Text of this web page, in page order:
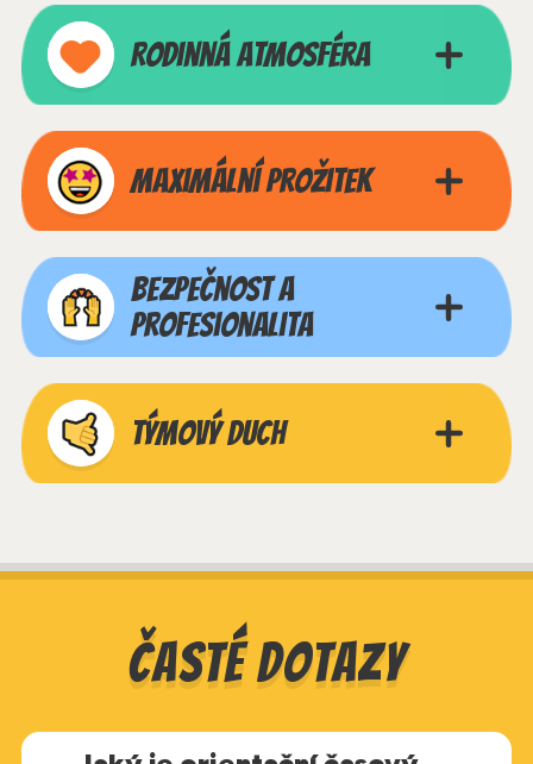
Rodinná atmosféra
Dětem nabízíme
laskavé a bezpečné
prostředí,v kterém mohoubez obav
rozvíjet
svépohybové a psychomotorické
Maximální prožitek
Pocit jako když odjedete z letního tábora
Takový mají všichni malí sportovci i
instruktoři, když se loučíme na konci našich
Bezpečnost a
profesionalita
Zakládáme si na profesionálním přístupu
bezpečné výuce. Všichni naši instruktoři
jsouproškoleni
Týmový duch
Proto se u nás setkátepřevážně se
a učí se kooperaci.
Časté dotazy